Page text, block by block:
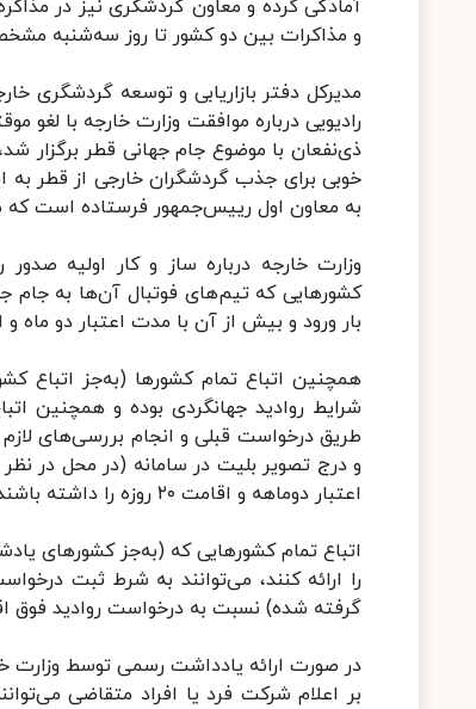
آمادگی کرده و معاون گردشگری نیز در
و مذاکرات بین دو کشور تا روز سه‌شنبه
مدیرکل دفتر بازاریابی و توسعه
ذی‌نفعان با موضوع جام جهانی قطر برگزار
خوبی برای جذب گردشگران خارجی از قطر به
به معاون اول رییس‌جمهور فرستاده است که
وزارت خارجه درباره ساز و کار اولیه
بار ورود و بیش از آن با مدت اعتبار دو ماه و اقامت ۲۰ روزه از طریق ثبت درخواست
همچنین اتباع تمام کشورها (به‌جز اتباع
شرایط روادید جهانگردی بوده و همچنین
طریق درخواست قبلی و انجام بررسی‌های
و درج تصویر بلیت در سامانه (در محل در
اعتبار دوماهه و اقامت ۲۰ روزه را داشته باشند.
اتباع تمام کشورهایی که (به‌جز کشورهای
را ارائه کنند، می‌توانند به شرط ثبت
گرفته شده) نسبت به درخواست روادید فوق
در صورت ارائه یادداشت رسمی توسط وزارت